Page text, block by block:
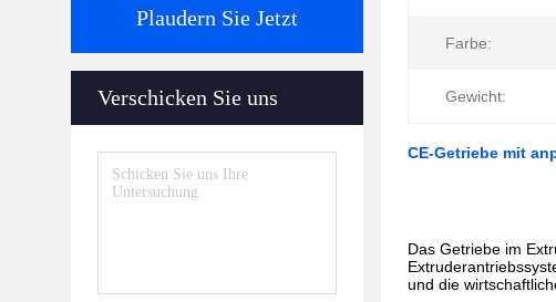
Plaudern Sie Jetzt
Verschicken Sie uns
Farbe:
Gewicht:
CE-Getriebe mit
Das Getriebe im
und die